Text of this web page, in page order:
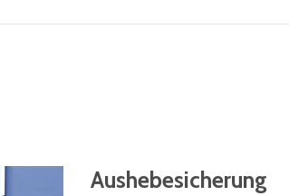
Aushebesicherung